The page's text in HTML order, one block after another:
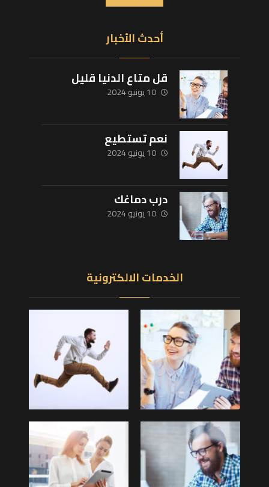
أحدث الأخبار
قل متاع الدنيا قليل
10 يونيو 2024
نعم تستطيع
10 يونيو 2024
درب دماغك
10 يونيو 2024
الخدمات الالكترونية